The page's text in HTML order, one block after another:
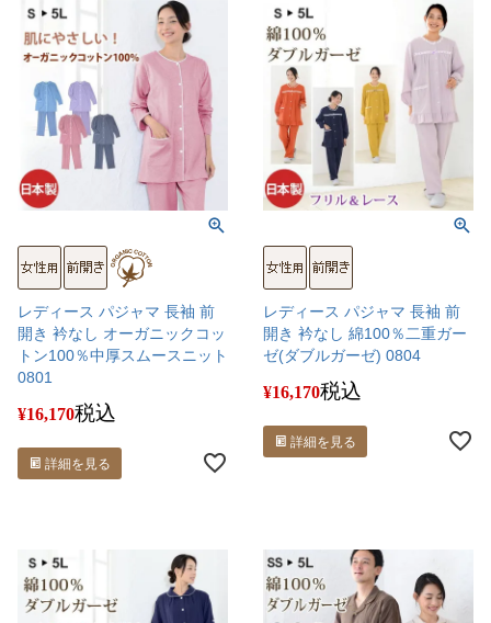
レディース パジャマ 長袖 前
開き 衿なし オーガニックコッ
トン100％中厚スムースニット
0801
¥16,170税込
詳細を見る
レディース パジャマ 長袖 前
開き 衿なし 綿100％二重ガー
ゼ(ダブルガーゼ) 0804
¥16,170税込
詳細を見る